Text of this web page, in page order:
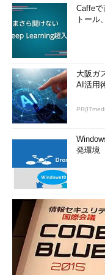
ァイルを適用可
能。同時に複数
プロファイルが有
効になることがあ
る
Directory
のグルー
プ・ポリ
シーによ
る制御
Vista／
Server 2008の
キュリティが強化
されたWindows
ァイアウォールと
マンドに
よる制御
可能。ただし
（Windowsファ
アウォールのため
の）netsh
能が削除されてお
り、Windows
イアウォールと
換のnetshコマ
は使えなくなっ
いる。今後はす
てnetsh
Caffe
トール
大阪ガ
AI活用
発環境